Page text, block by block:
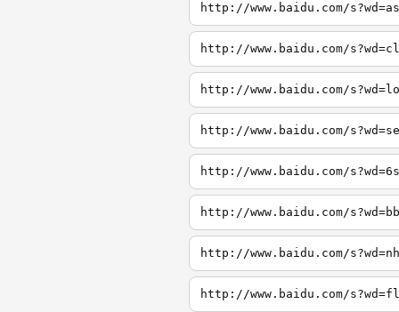
http://www.baidu.com/
http://www.baidu.com/
http://www.baidu.com/
http://www.baidu.com/
http://www.baidu.com/
http://www.baidu.com/
http://www.baidu.com/
http://www.baidu.com/